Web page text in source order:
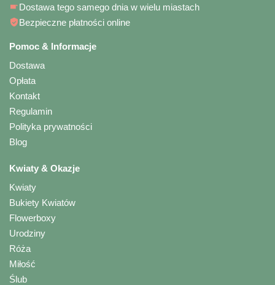
Dostawa tego samego dnia w wielu miastach
Bezpieczne płatności online
Pomoc & Informacje
Dostawa
Opłata
Kontakt
Regulamin
Polityka prywatności
Blog
Kwiaty & Okazje
Kwiaty
Bukiety Kwiatów
Flowerboxy
Urodziny
Róża
Miłość
Ślub